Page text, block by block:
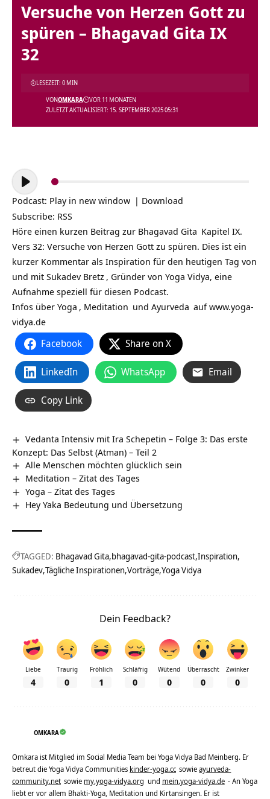
Versuche von Herzen Gott zu
spüren – Bhagavad Gita IX
32
ZULETZT AKTUALISIERT: 15. SEPTEMBER 2025 05:31
VONOMKARA VOR 11 MONATEN
LESEZEIT: 0 MIN
Audio-
Player
Podcast: Play in new window | Download
Subscribe: RSS
Höre einen kurzen Beitrag zur Bhagavad Gita Kapitel IX.
Vers 32: Versuche von Herzen Gott zu spüren. Dies ist ein
kurzer Kommentar als Inspiration für den heutigen Tag von
und mit Sukadev Bretz , Gründer von Yoga Vidya, eine
Aufnahme speziell für diesen Podcast.
Infos über Yoga , Meditation und Ayurveda aufwww.yoga-
vidya.de
Facebook Share on X
LinkedIn WhatsApp Email
Copy Link
Vedanta Intensiv mit Ira Schepetin – Folge 3: Das erste
Konzept: Das Selbst (Atman) – Teil 2
Alle Menschen möchten glücklich sein
Meditation – Zitat des Tages
Yoga – Zitat des Tages
Hey Yaka Bedeutung und Übersetzung
TAGGED: Bhagavad Gita bhagavad-gita-podcast Inspiration
Sukadev Tägliche Inspirationen Vorträge Yoga Vidya
Dein Feedback?
Liebe
4
Traurig
0
Fröhlich
1
Schläfrig
0
Wütend
0
Überrascht
0
Zwinker
0
OMKARA
Omkara ist Mitglied im Social Media Team bei Yoga Vidya Bad Meinberg. Er
betreut die Yoga Vidya Communities kinder-yoga.cc sowieayurveda-
community.net sowie my.yoga-vidya.org und mein.yoga-vidya.de - An Yoga
liebt er vor allem Bhakti-Yoga, Meditation und Kirtansingen. Er ist